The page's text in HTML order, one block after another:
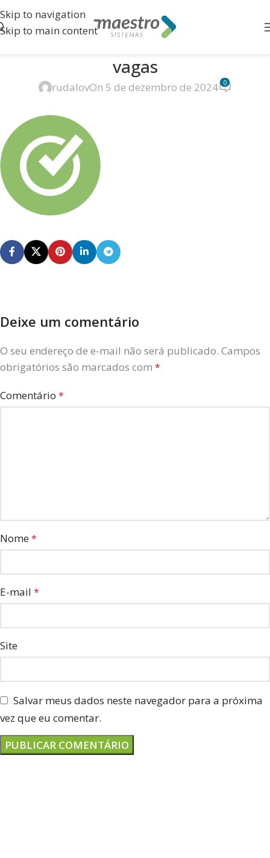
Skip to navigation
Skip to main content
vagas
rudalovOn 5 de dezembro de 2024 0
Deixe um comentário
O seu endereço de e-mail não será publicado. Campos
obrigatórios são marcados com *
Comentário *
Nome*
E-mail *
Site
Salvar meus dados neste navegador para a próxima
vez que eu comentar.